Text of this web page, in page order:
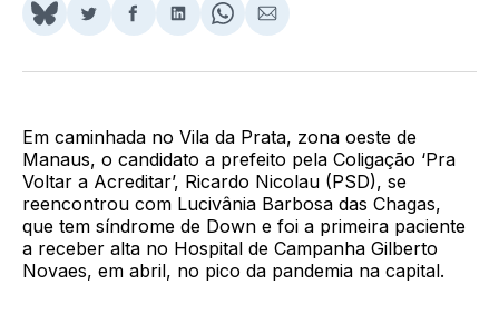
Share
BlueSky
Compartilhar
Twitter
Compartilhar
Facebook
Compartilhar
LinkedIn
Share
WhatsApp
Compartilhar
Email
Em caminhada no Vila da Prata, zona oeste de
Manaus, o candidato a prefeito pela Coligação ‘Pra
Voltar a Acreditar’, Ricardo Nicolau (PSD), se
reencontrou com Lucivânia Barbosa das Chagas,
que tem síndrome de Down e foi a primeira paciente
a receber alta no Hospital de Campanha Gilberto
Novaes, em abril, no pico da pandemia na capital.